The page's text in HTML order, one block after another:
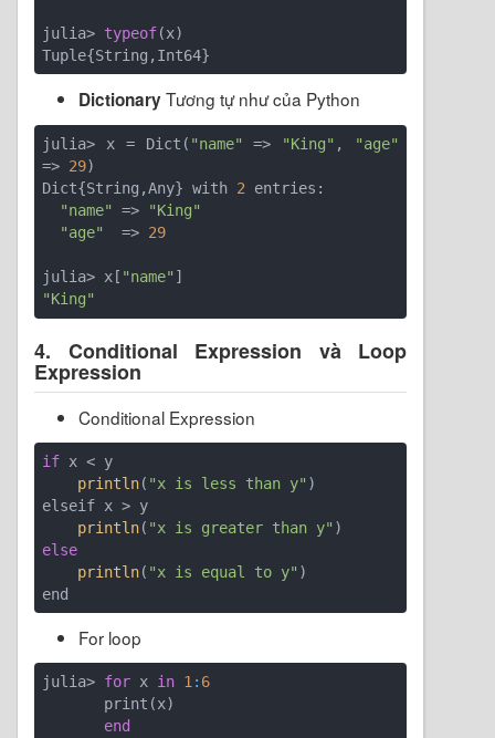
julia> typeof(x)
DictionaryTương tự như của Python
julia> x = Dict( "name" => "King" ,
"age"
=> 29)
Dict{String,Any} with 2 entries:
"name"
=>
"King"
"age"
  =>
29
julia> x[ "name"
"King"
4. Conditional Expression và Loop
Expression
Conditional Expression
if x < y
println( "x is less than y" )
elseif x > y
println( "x is greater than y"
else
println( "x is equal to y" )
For loop
julia> for x in 1 : 6
end